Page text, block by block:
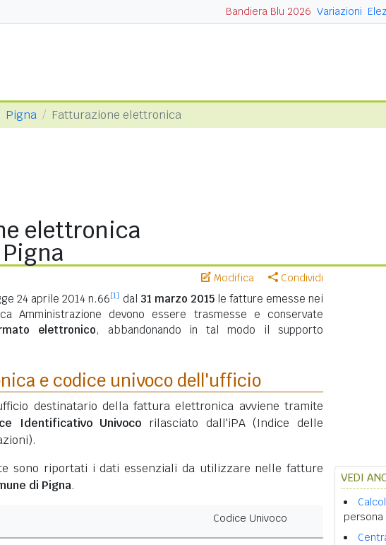
Bandiera Blu 2026 Variazioni
Pigna Fatturazione elettronica
elettronica
Modifica Condividi
24 aprile 2014 n.66[1] dal 31 marzo 2015le fatture emesse nei
Amministrazione devono essere trasmesse e conservate
elettronico, abbandonando in tal modo il supporto
e codice univoco dell'ufficio
destinatario della fattura elettronica avviene tramite
Identificativo Univoco rilasciato dall'iPA (Indice delle
sono riportati i dati essenziali da utilizzare nelle fatture
di Pigna.
Codice Univoco
VEDI
persona